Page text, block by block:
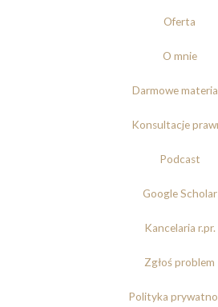
Oferta
O mnie
Darmowe
Konsultacje
Podcast
Google Scholar
Kancelaria r.pr.
Zgłoś problem
Polityka